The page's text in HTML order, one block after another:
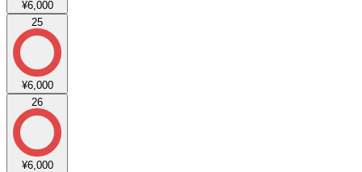
¥6,000
25
¥6,000
26
¥6,000